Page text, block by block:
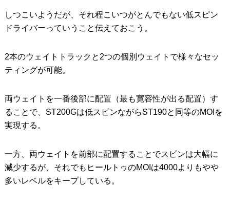
しつこいようだが、それ程こいつがとんでもない低スピン
ドライバーっていうこと伝えておこう。
2本のウェイトトラックと2つの個別ウェイトで様々なセッ
ティングが可能。
両ウェイトを一番後部に配置（最も寛容性が出る配置）す
ることで、ST200Gは低スピンながらST190と同等のMOIを
実現する。
一方、両ウェイトを前部に配置することでスピンは大幅に
減少するが、それでもヒールトゥのMOIは4000よりもやや
多いレベルをキープしている。